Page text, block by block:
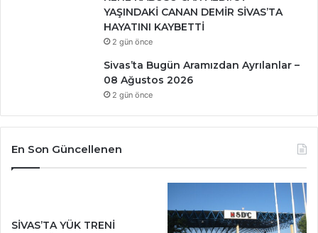
YAŞINDAKİ CANAN DEMİR SİVAS’TA
HAYATINI KAYBETTİ
2 gün önce
Sivas’ta Bugün Aramızdan Ayrılanlar –
08 Ağustos 2026
2 gün önce
En Son Güncellenen
SİVAS’TA YÜK TRENİ